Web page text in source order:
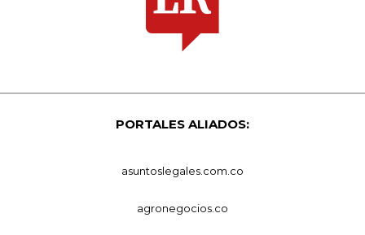
PORTALES ALIADOS:
asuntoslegales.com.co
agronegocios.co